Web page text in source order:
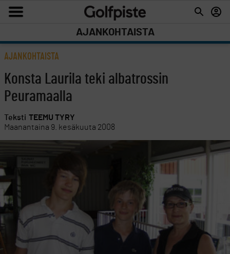
AJANKOHTAISTA
AJANKOHTAISTA
Konsta Laurila teki albatrossin
Peuramaalla
Teksti TEEMU TYRY
Maanantaina 9. kesäkuuta 2008